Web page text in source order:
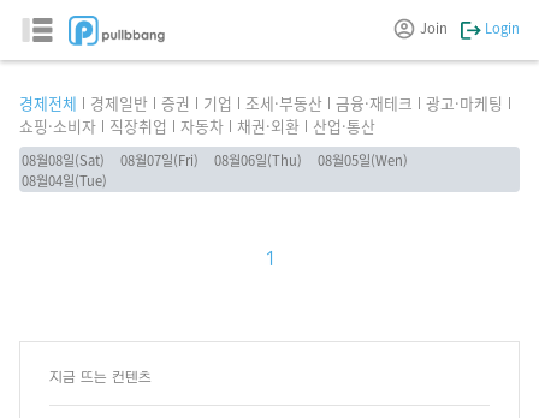
Join Login
경제전체 경제일반 증권 기업 조세·부동산 금융·재테크
광고·마케팅
쇼핑·소비자
직장취업 자동차 채권·외환 산업·통산
08월08일(Sat) 08월07일(Fri) 08월06일(Thu)
08월05일(Wen)
08월04일(Tue)
1
지금 뜨는 컨텐츠